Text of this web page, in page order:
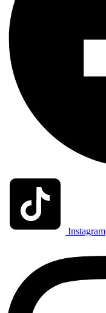
Instagram